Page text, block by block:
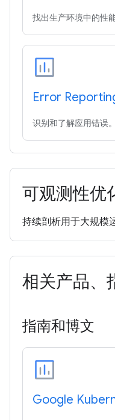
找出生产环境中的性
Error
识别和了解应用错误。
可观测性优
持续剖析用于大规模
相关产品、
指南和博文
Google